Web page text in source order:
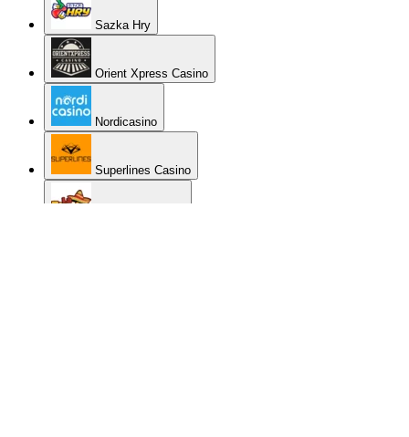
Sazka Hry
Orient Xpress Casino
Nordicasino
Superlines Casino